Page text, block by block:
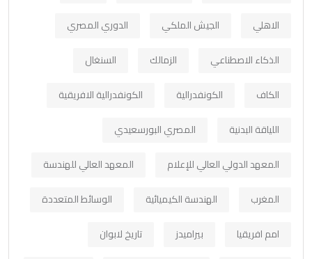
الاهلي
الجيش الملكي
الدوري المصري
الذكاء الاصطناعي
الزمالك
السنغال
الكاف
الكونفدرالية
الكونفدرالية الافريقية
اللياقة البدنية
المصري البورسعيدي
المعهد الدولي العالي للإعلام
المعهد العالي للهندسة
المغرب
الهندسة الكيميائية
الوسائط المتعددة
امم افريقيا
بيراميدز
تاريخ لابوان